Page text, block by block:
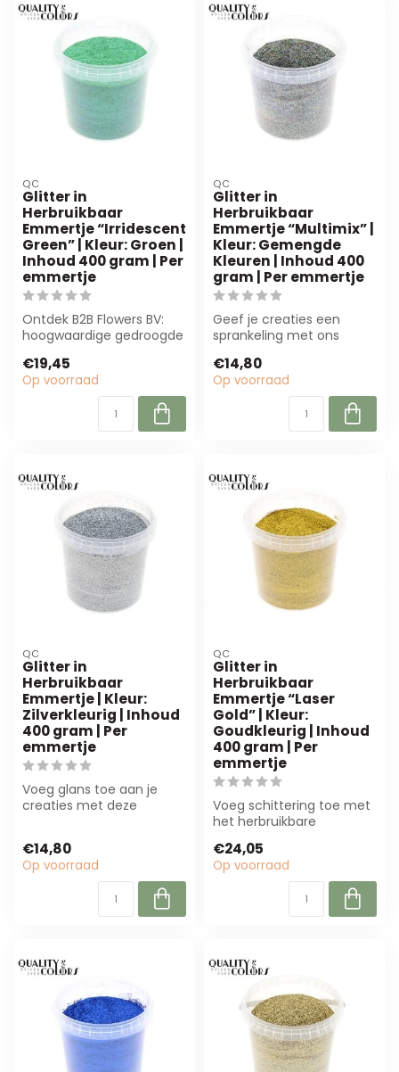
QC
Glitter in
Herbruikbaar
Emmertje “Irridescent
Green” | Kleur: Groen |
Inhoud 400 gram | Per
emmertje
Ontdek B2B Flowers BV:
hoogwaardige gedroogde
voor bloe...
€19,45
Op voorraad
QC
Glitter in
Herbruikbaar
Emmertje “Multimix” |
Kleur: Gemengde
Kleuren | Inhoud 400
gram | Per emmertje
Geef je creaties een
sprankeling met ons
“Multimix” van 40...
€14,80
Op voorraad
QC
Glitter in
Herbruikbaar
Emmertje | Kleur:
Zilverkleurig | Inhoud
400 gram | Per
emmertje
Voeg glans toe aan je
creaties met deze
€14,80
Op voorraad
QC
Glitter in
Herbruikbaar
Emmertje “Laser
Gold” | Kleur:
Goudkleurig | Inhoud
400 gram | Per
emmertje
Voeg schittering toe met
het herbruikbare
van QC. Deze 400...
€24,05
Op voorraad